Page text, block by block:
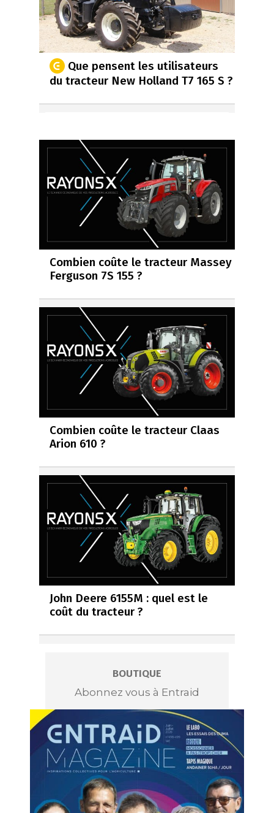
Que pensent les utilisateurs
du tracteur New Holland T7 165 S ?
Combien coûte le tracteur Massey
Ferguson 7S 155 ?
Combien coûte le tracteur Claas
Arion 610 ?
John Deere 6155M : quel est le
coût du tracteur ?
BOUTIQUE
Abonnez vous à Entraid